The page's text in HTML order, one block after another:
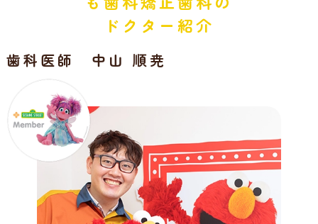
ドクター紹介
歯科医師 中山 順尭